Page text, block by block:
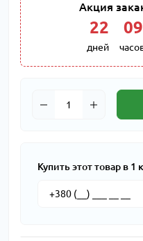
Акция
22
дней
09
Купить этот товар в 1